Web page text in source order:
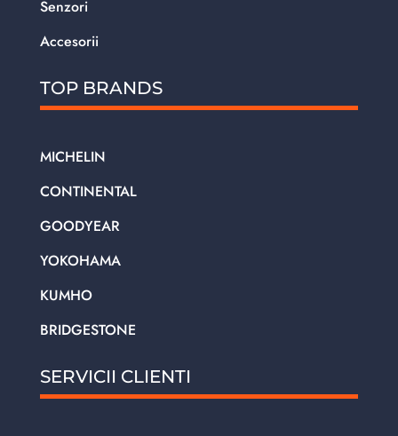
Senzori
Accesorii
TOP BRANDS
MICHELIN
CONTINENTAL
GOODYEAR
YOKOHAMA
KUMHO
BRIDGESTONE
SERVICII CLIENTI